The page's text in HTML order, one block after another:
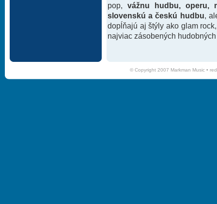
pop, vážnu hudbu, operu,
slovenskú a českú hudbu ,
dopĺňajú aj štýly ako glam
najviac zásobených
© Copyright 2007 Markman Music •